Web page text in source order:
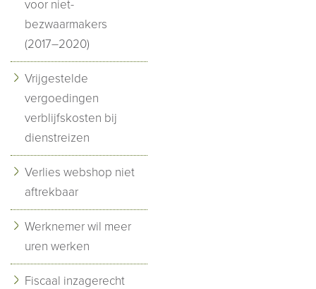
voor niet-
bezwaarmakers
(2017–2020)
Vrijgestelde
vergoedingen
verblijfskosten bij
dienstreizen
Verlies webshop niet
aftrekbaar
Werknemer wil meer
uren werken
Fiscaal inzagerecht